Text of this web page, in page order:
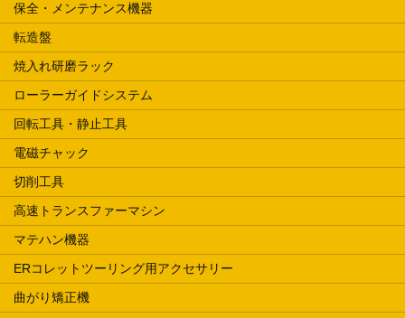
保全・メンテナンス機器
転造盤
焼入れ研磨ラック
ローラーガイドシステム
回転工具・静止工具
電磁チャック
切削工具
高速トランスファーマシン
マテハン機器
ERコレットツーリング用アクセサリー
曲がり矯正機